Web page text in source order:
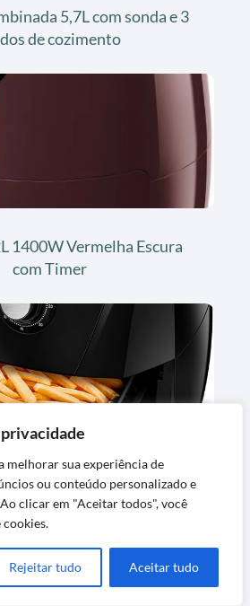
melhorar sua experiência de
ou conteúdo personalizado e
clicar em "Aceitar todos", você
cookies.
Rejeitar tudo Aceitar tudo
5,7L com sonda e 3
de cozimento
1400W Vermelha Escura
com Timer
Óleo 4L 1500W Preto
Capacidade Média